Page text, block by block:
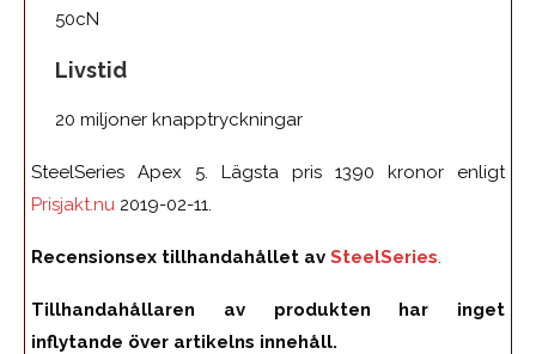
50cN
Livstid
20 miljoner knapptryckningar
SteelSeries Apex 5. Lägsta pris 1390 kronor enligt
Prisjakt.nu 2019-02-11.
Recensionsex tillhandahållet av SteelSeries
Tillhandahållaren av produkten har inget
inflytande över artikelns innehåll.